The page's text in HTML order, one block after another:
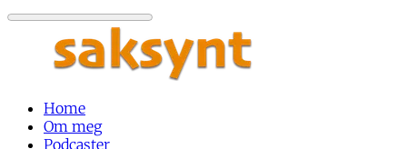
Home
Om meg
Podcaster